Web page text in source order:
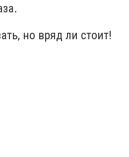
но вряд ли стоит!